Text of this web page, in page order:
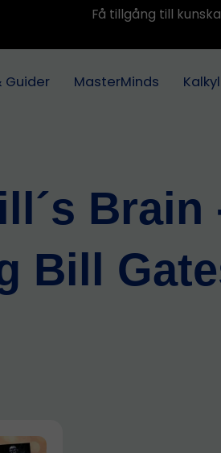
Få tillgång till
Guider MasterMinds
Brain
Bill